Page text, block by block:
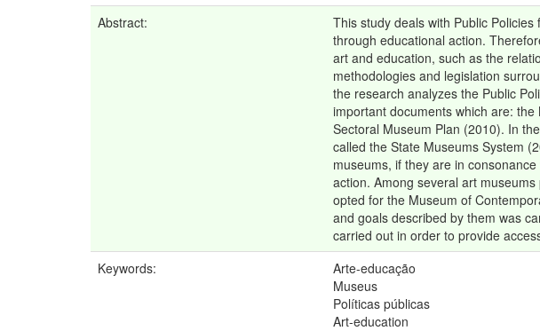
Abstract:
This study deals with Public
through educational action.
art and education, such as the
methodologies and legislation
the research analyzes the Public
important documents which are:
Sectoral Museum Plan (2010). In
called the State Museums System
museums, if they are in
action. Among several art
opted for the Museum of
and goals described by them was
carried out in order to provide
Keywords:
Arte-educação
Museus
Políticas públicas
Art-education